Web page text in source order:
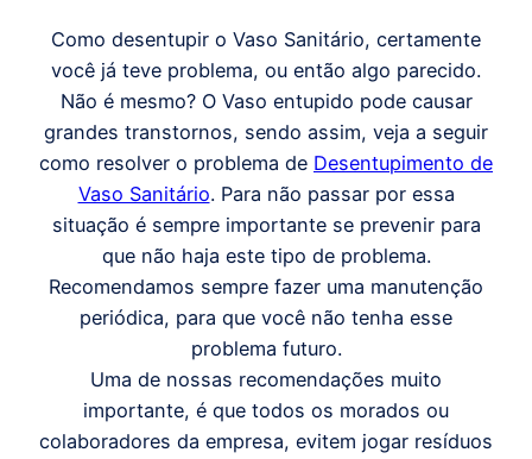
Como desentupir o Vaso Sanitário, certamente
você já teve problema, ou então algo parecido.
Não é mesmo? O Vaso entupido pode causar
grandes transtornos, sendo assim, veja a seguir
como resolver o problema de Desentupimento de
Vaso Sanitário. Para não passar por essa
situação é sempre importante se prevenir para
que não haja este tipo de problema.
Recomendamos sempre fazer uma manutenção
periódica, para que você não tenha esse
problema futuro.
Uma de nossas recomendações muito
importante, é que todos os morados ou
colaboradores da empresa, evitem jogar resíduos